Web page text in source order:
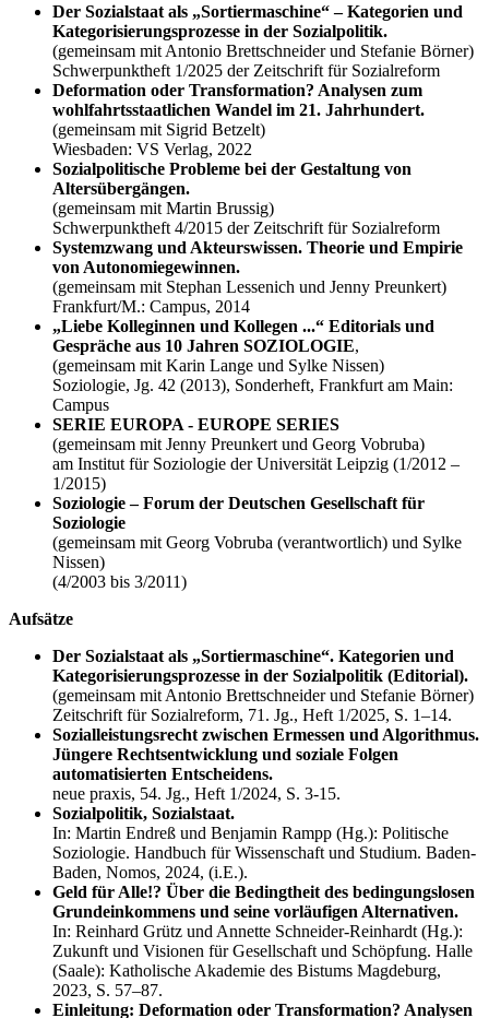
Der Sozialstaat als „Sortiermaschine“ – Kategorien und
Kategorisierungsprozesse in der Sozialpolitik.
(gemeinsam mit Antonio Brettschneider und Stefanie Börner)
Schwerpunktheft 1/2025 der Zeitschrift für Sozialreform
Deformation oder Transformation? Analysen zum
wohlfahrtsstaatlichen Wandel im 21. Jahrhundert.
(gemeinsam mit Sigrid Betzelt)
Wiesbaden: VS Verlag, 2022
Sozialpolitische Probleme bei der Gestaltung von
Altersübergängen.
(gemeinsam mit Martin Brussig)
Schwerpunktheft 4/2015 der Zeitschrift für Sozialreform
Systemzwang und Akteurswissen. Theorie und Empirie
von Autonomiegewinnen.
(gemeinsam mit Stephan Lessenich und Jenny Preunkert)
Frankfurt/M.: Campus, 2014
„Liebe Kolleginnen und Kollegen ...“ Editorials und
Gespräche aus 10 Jahren SOZIOLOGIE,
(gemeinsam mit Karin Lange und Sylke Nissen)
Soziologie, Jg. 42 (2013), Sonderheft, Frankfurt am Main:
Campus
SERIE EUROPA - EUROPE SERIES
(gemeinsam mit Jenny Preunkert und Georg Vobruba)
am Institut für Soziologie der Universität Leipzig (1/2012 –
1/2015)
Soziologie – Forum der Deutschen Gesellschaft für
Soziologie
(gemeinsam mit Georg Vobruba (verantwortlich) und Sylke
Nissen)
(4/2003 bis 3/2011)
Aufsätze
Der Sozialstaat als „Sortiermaschine“. Kategorien und
Kategorisierungsprozesse in der Sozialpolitik (Editorial).
(gemeinsam mit Antonio Brettschneider und Stefanie Börner)
Zeitschrift für Sozialreform, 71. Jg., Heft 1/2025, S. 1–14.
Sozialleistungsrecht zwischen Ermessen und Algorithmus.
Jüngere Rechtsentwicklung und soziale Folgen
automatisierten Entscheidens.
neue praxis, 54. Jg., Heft 1/2024, S. 3-15.
Sozialpolitik, Sozialstaat.
In: Martin Endreß und Benjamin Rampp (Hg.): Politische
Soziologie. Handbuch für Wissenschaft und Studium. Baden-
Baden, Nomos, 2024, (i.E.).
Geld für Alle!? Über die Bedingtheit des bedingungslosen
Grundeinkommens und seine vorläufigen Alternativen.
In: Reinhard Grütz und Annette Schneider-Reinhardt (Hg.):
Zukunft und Visionen für Gesellschaft und Schöpfung. Halle
(Saale): Katholische Akademie des Bistums Magdeburg,
2023, S. 57–87.
Einleitung: Deformation oder Transformation? Analysen